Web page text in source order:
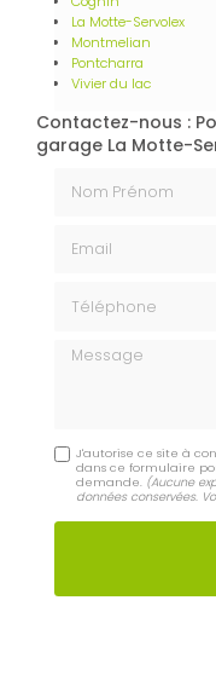
La Motte-Servolex
Montmelian
Pontcharra
Vivier du lac
Contactez-nous :
garage La Motte-
Message
J'autorise ce site à
dans ce formulaire
demande. (Aucune
données conservées.